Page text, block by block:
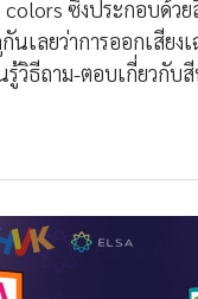
ซึ่งประกอบด้ว
เลยว่าการออกเสียง
รู้วิธีถาม-ตอบเกี่ยวกั